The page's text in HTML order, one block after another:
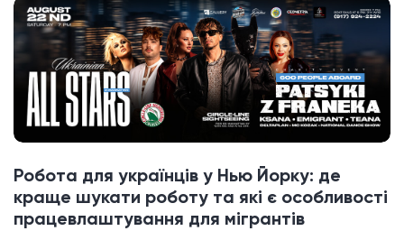
Робота для українців у Нью Йорку: де
краще шукати роботу та які є особливості
працевлаштування для мігрантів